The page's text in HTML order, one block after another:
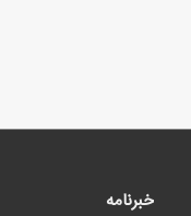
خبرنامه